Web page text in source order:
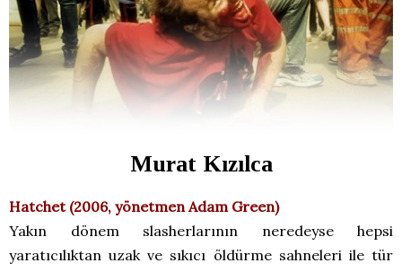
Murat Kızılca
Hatchet (2006, yönetmen Adam Green)
Yakın dönem slasherlarının neredeyse hepsi
yaratıcılıktan uzak ve sıkıcı öldürme sahneleri ile tür